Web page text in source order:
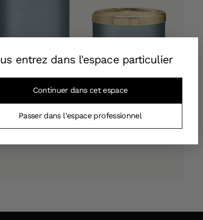
entrez dans l'espace particulier
Continuer dans cet espace
Passer dans l'espace professionnel